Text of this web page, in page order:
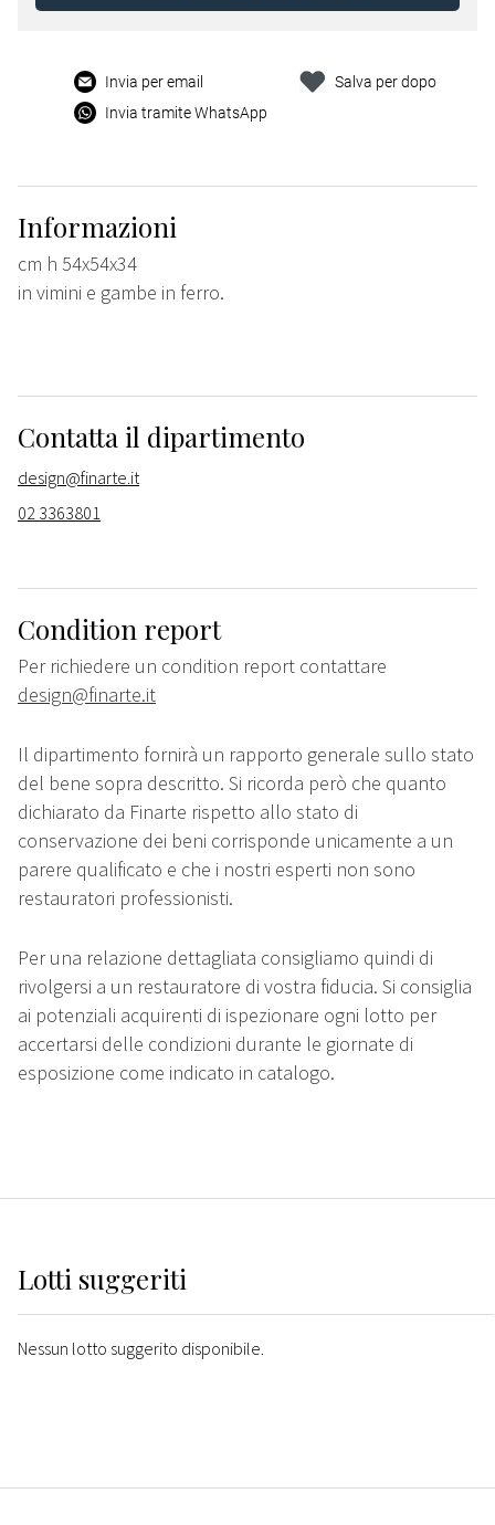
Invia per email
Invia tramite WhatsApp
Salva per dopo
Informazioni
cm h 54x54x34
in vimini e gambe in ferro.
Contatta il dipartimento
design@finarte.it
02 3363801
Condition report
Per richiedere un condition report contattare
design@finarte.it
Il dipartimento fornirà un rapporto generale sullo stato
del bene sopra descritto. Si ricorda però che quanto
dichiarato da Finarte rispetto allo stato di
conservazione dei beni corrisponde unicamente a un
parere qualificato e che i nostri esperti non sono
restauratori professionisti.
Per una relazione dettagliata consigliamo quindi di
rivolgersi a un restauratore di vostra fiducia. Si consiglia
ai potenziali acquirenti di ispezionare ogni lotto per
accertarsi delle condizioni durante le giornate di
esposizione come indicato in catalogo.
Lotti suggeriti
Nessun lotto suggerito disponibile.